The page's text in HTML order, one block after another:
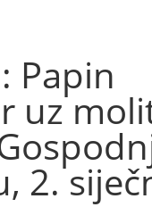
Papin
uz
2.